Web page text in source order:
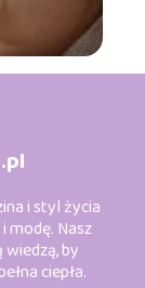
i styl życia
modę. Nasz
by
ciepła.